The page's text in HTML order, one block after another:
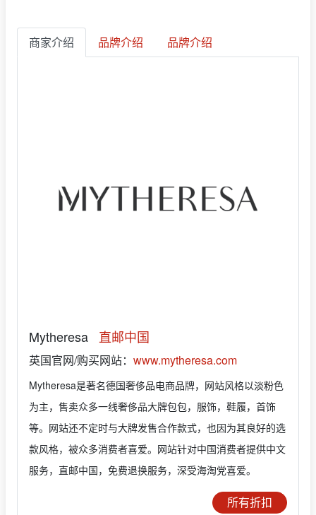
商家介绍 品牌介绍 品牌介绍
Mytheresa 直邮中国
英国官网/购买网站： www.mytheresa.com
Mytheresa是著名德国奢侈品电商品牌，网站风格以淡粉色
为主，售卖众多一线奢侈品大牌包包，服饰，鞋履，首饰
等。网站还不定时与大牌发售合作款式，也因为其良好的选
款风格，被众多消费者喜爱。网站针对中国消费者提供中文
服务，直邮中国，免费退换服务，深受海淘党喜爱。
所有折扣